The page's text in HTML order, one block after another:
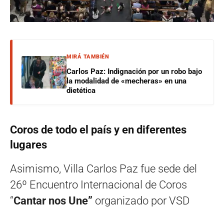
MIRÁ TAMBIÉN
Carlos Paz: Indignación por un robo bajo
la modalidad de «mecheras» en una
dietética
Coros de todo el país y en diferentes
lugares
Asimismo, Villa Carlos Paz fue sede del
26º Encuentro Internacional de Coros
“Cantar nos Une” organizado por VSD